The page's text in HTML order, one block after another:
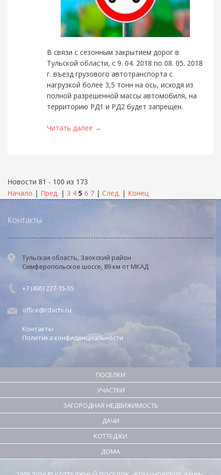
В связи с сезонным закрытием дорог в
Тульской области, с 9. 04. 2018 по 08. 05. 2018
г. въезд грузового автотранспорта с
нагрузкой более 3,5 тонн на ось, исходя из
полной разрешенной массы автомобиля, на
территорию РД1 и РД2 будет запрещен.
Читать далее →
Новости 81 - 100 из 173
Начало | Пред. | 3 4 5 6 7 | След. | Конец
ПОСЕЛКИ
УЧАСТКИ
ЗАГОРОДНАЯ НЕДВИЖИМОСТЬ
ДАЧИ
КОТТЕДЖИ
ДОМА
Контакты
Тульская область, Заокский район
Симферопольское шоссе, 89 км от МКАД
+7 (495) 227-15-55
office@rdachi.ru
Контакты
Политика конфиденциальности